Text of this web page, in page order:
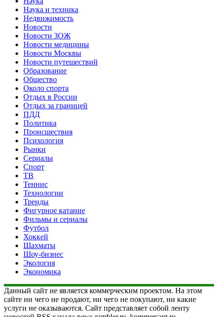
Наука и техника
Недвижимость
Новости
Новости ЗОЖ
Новости медицины
Новости Москвы
Новости путешествий
Образование
Общество
Около спорта
Отдых в России
Отдых за границей
ПДД
Политика
Происшествия
Психология
Рынки
Сериалы
Спорт
ТВ
Теннис
Технологии
Тренды
Фигурное катание
Фильмы и сериалы
Футбол
Хоккей
Шахматы
Шоу-бизнес
Экология
Экономика
Данный сайт не является коммерческим проектом. На этом
сайте ни чего не продают, ни чего не покупают, ни какие
услуги не оказываются. Сайт представляет собой ленту